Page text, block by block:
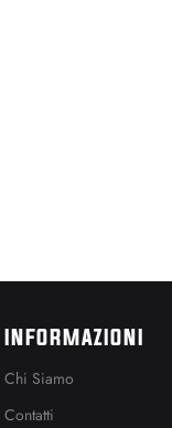
INFORMAZIONI
Chi Siamo
Contatti